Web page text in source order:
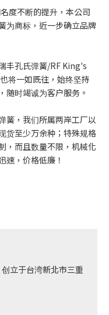
度不断的提升，本公司
为商标，近一步确立品牌
丰孔氏弹簧/RF King's
将一如既往，始终坚持
随时竭诚为客户服务。
簧，我们所属两岸工厂以
货至少万余种；特殊规格
，而且数量不限，机械化
速，价格低廉！
立于台湾新北市三重